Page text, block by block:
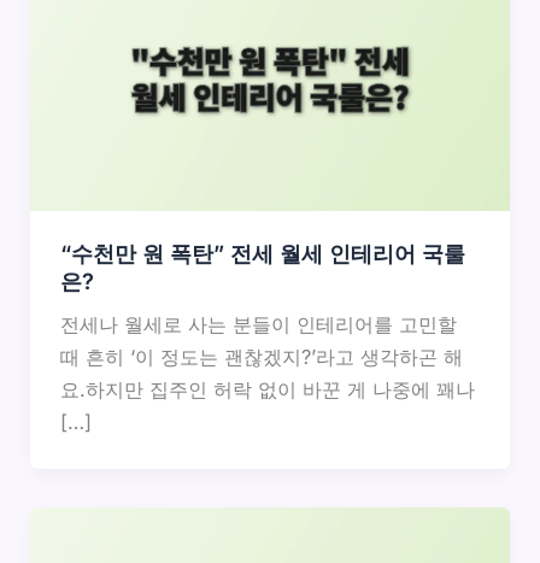
“수천만 원 폭탄” 전세 월세 인테리어 국룰
은?
전세나 월세로 사는 분들이 인테리어를 고민할
때 흔히 ‘이 정도는 괜찮겠지?’라고 생각하곤 해
요.하지만 집주인 허락 없이 바꾼 게 나중에 꽤나
[…]